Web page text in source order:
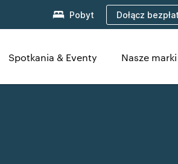
Pobyt Dołącz
Spotkania & Eventy Nasze marki